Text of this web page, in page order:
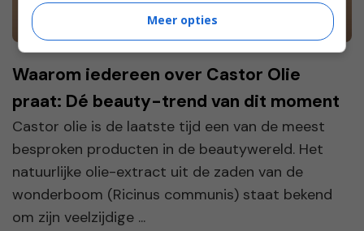
Waarom iedereen over Castor Olie
praat: Dé beauty-trend van dit moment
Castor olie is de laatste tijd een van de meest
besproken producten in de beautywereld. Het
natuurlijke olie-extract uit de zaden van de
wonderboom (Ricinus communis) staat bekend
om zijn veelzijdige ...
Meer opties